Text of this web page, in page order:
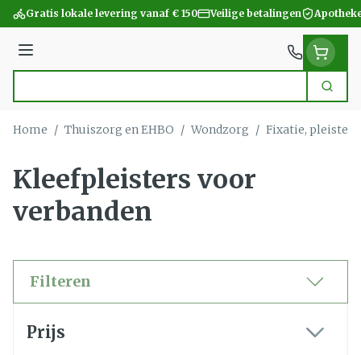
Ga naar de inhoud
Gratis lokale levering vanaf € 150 Veilige betalingen
Menu
Zoek
Home / Thuiszorg en EHBO / Wondzorg / Fixatie, pleisters
Kleefpleisters voor
verbanden
Filteren
Prijs